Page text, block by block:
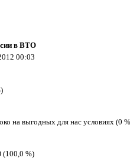
в ВТО
00:03
на выгодных для нас условиях (0
(100,0 %)